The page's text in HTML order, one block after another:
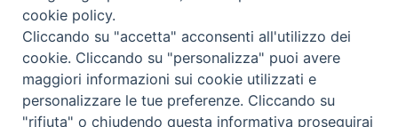
CONTATTI
Piazza Arcivescovado, 1 48121- Ravenna
tel 0544.541655
curia@diocesiravennacervia.it
cookie policy.
Cliccando su "accetta" acconsenti all'utilizzo dei
cookie. Cliccando su "personalizza" puoi avere
maggiori informazioni sui cookie utilizzati e
personalizzare le tue preferenze. Cliccando su
"rifiuta" o chiudendo questa informativa proseguirai